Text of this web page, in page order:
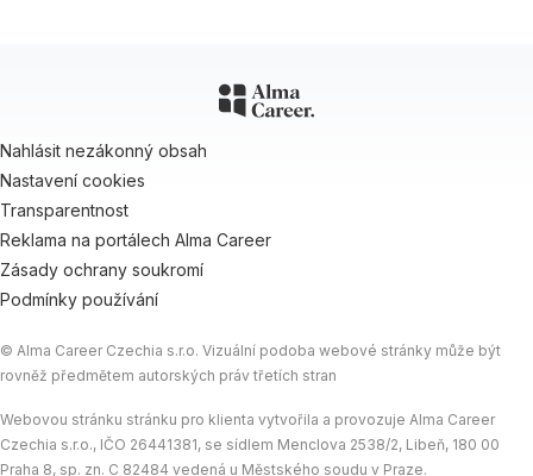
Nahlásit nezákonný obsah
Nastavení cookies
Transparentnost
Reklama na portálech Alma Career
Zásady ochrany soukromí
Podmínky používání
© Alma Career Czechia s.r.o. Vizuální podoba webové stránky může být
rovněž předmětem autorských práv třetích stran
Webovou stránku stránku pro klienta vytvořila a provozuje Alma Career
Czechia s.r.o., IČO 26441381, se sídlem Menclova 2538/2, Libeň, 180 00
Praha 8, sp. zn. C 82484 vedená u Městského soudu v Praze.